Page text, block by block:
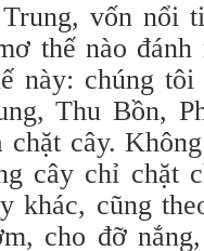
vốn nổi
thế nào
này: chúng
Thu Bồn,
cây.
cây chỉ chặt
khác, cũng
cho đỡ